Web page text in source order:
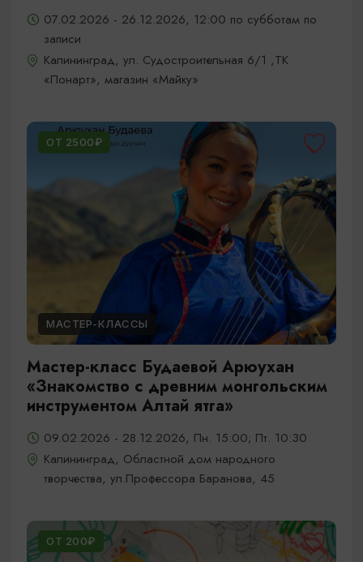
07.02.2026 - 26.12.2026, 12:00 по субботам по
записи
Калининград, ул. Судостроительная 6/1 ,ТК
«Понарт», магазин «Майку»
ОТ 2500₽
МАСТЕР-КЛАССЫ
Мастер-класс Будаевой Арюухан
«Знакомство с древним монгольским
инструментом Алтай ятга»
09.02.2026 - 28.12.2026, Пн. 15:00; Пт. 10:30
Калининград, Областной дом народного
творчества, ул.Профессора Баранова, 45
ОТ 200₽